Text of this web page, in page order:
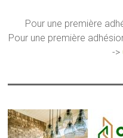
Pour une première
Pour une première
->